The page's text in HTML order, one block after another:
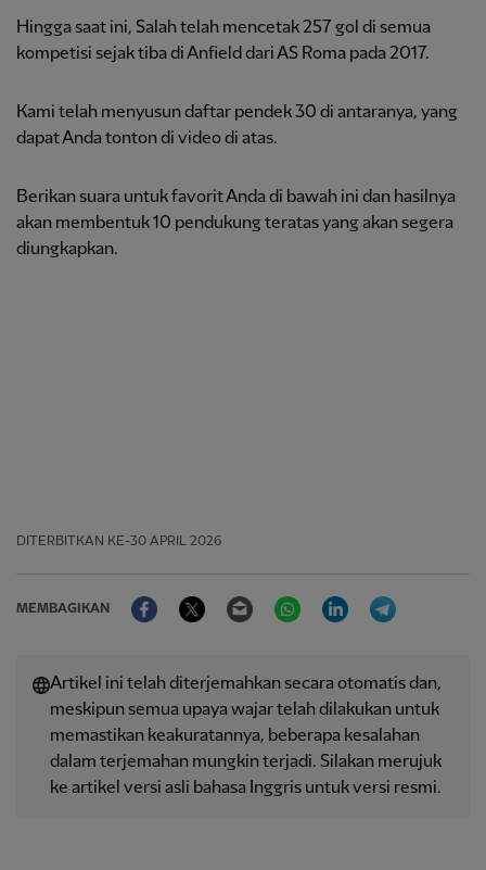
Hingga saat ini, Salah telah mencetak 257 gol di semua
kompetisi sejak tiba di Anfield dari AS Roma pada 2017.
Kami telah menyusun daftar pendek 30 di antaranya, yang
dapat Anda tonton di video di atas.
Berikan suara untuk favorit Anda di bawah ini dan hasilnya
akan membentuk 10 pendukung teratas yang akan segera
diungkapkan.
DITERBITKAN KE-30 APRIL 2026
MEMBAGIKAN
FacebookTwitter Email WhatsAppLinkedIn
Artikel ini telah diterjemahkan secara otomatis dan,
meskipun semua upaya wajar telah dilakukan untuk
memastikan keakuratannya, beberapa kesalahan
dalam terjemahan mungkin terjadi. Silakan merujuk
ke artikel versi asli bahasa Inggris untuk versi resmi.